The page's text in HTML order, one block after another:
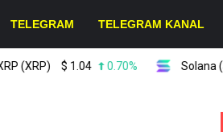
TELEGRAM TELEGRAM KANAL
$1.04 0.70% Solana (SOL)